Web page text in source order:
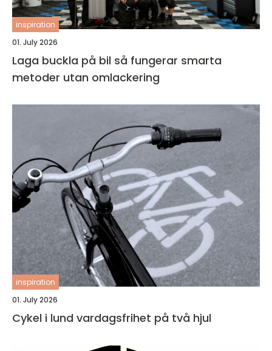
inspiration
01. July 2026
Laga buckla på bil så fungerar smarta
metoder utan omlackering
inspiration
01. July 2026
Cykel i lund vardagsfrihet på två hjul